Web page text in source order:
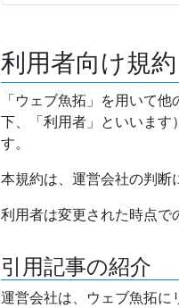
利用者向け規約
「ウェブ魚拓」を用いて
下、「利用者」といいます
す。
本規約は、運営会社の判断
利用者は変更された時点で
引用記事の紹介
運営会社は、ウェブ魚拓に